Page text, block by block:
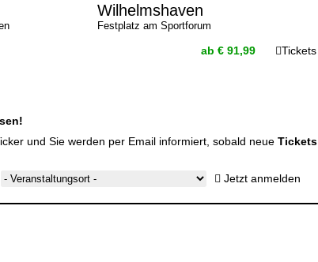
Wilhelmshaven
Festplatz am Sportforum
ab € 91,99 Tickets
und Sie werden per Email informiert, sobald neue Tickets
Jetzt anmelden